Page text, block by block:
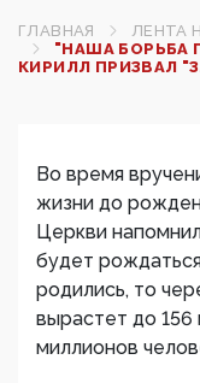
ГЛАВНАЯ
ЛЕНТА
"НАША БОРЬБА
КИРИЛЛ ПРИЗВАЛ
Во время
жизни до
Церкви
будет
родились, то
вырастет до 156
миллионов